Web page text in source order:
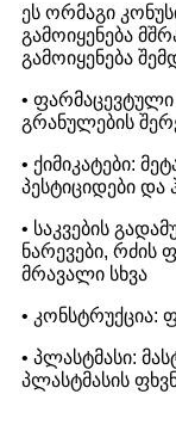
ეს ორმაგი
გამოიყენება
გამოიყენება
• ფარმაცევტული
გრანულების
• ქიმიკატები:
პესტიციდები და
• საკვების
ნარევები, რძის
მრავალი სხვა
• კონსტრუქცია:
• პლასტმასი:
პლასტმასის